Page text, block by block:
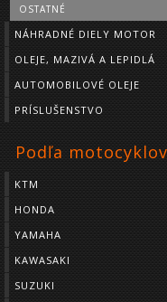
OSTATNÉ
NÁHRADNÉ DIELY MOTOR
OLEJE, MAZIVÁ A LEPIDLÁ
AUTOMOBILOVÉ OLEJE
PRÍSLUŠENSTVO
Podľa motocyklov
KTM
HONDA
YAMAHA
KAWASAKI
SUZUKI